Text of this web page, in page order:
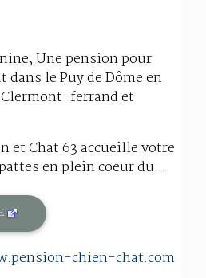
Une pension pour
dans le Puy de Dôme en
ferrand et
et Chat 63 accueille votre
en plein coeur du...
chien-chat.com